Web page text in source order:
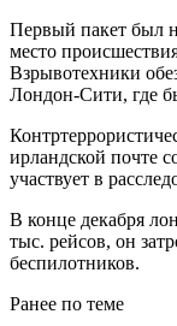
Первый пакет был
место
Взрывотехники
Лондон-Сити, где
ирландской почте
участвует в
В конце декабря
тыс. рейсов, он
беспилотников.
Ранее по теме